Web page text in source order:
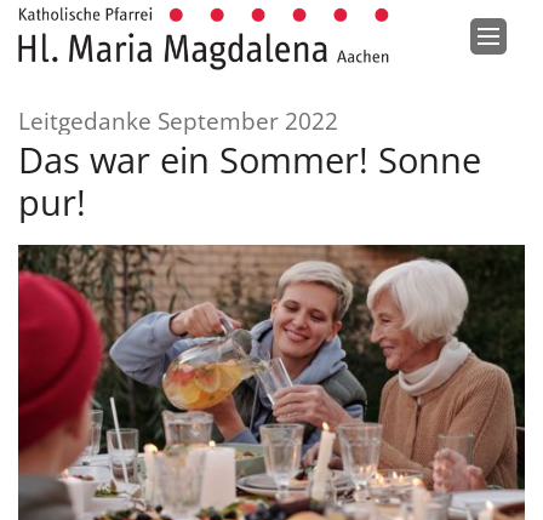
Zum Inhalt springen
Leitgedanke September 2022
Das war ein Sommer! Sonne
pur!